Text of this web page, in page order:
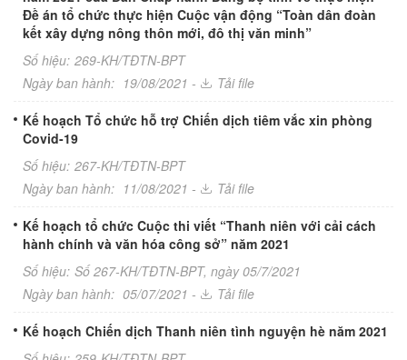
Đề án tổ chức thực hiện Cuộc vận động “Toàn dân đoàn
kết xây dựng nông thôn mới, đô thị văn minh”
Số hiệu: 269-KH/TĐTN-BPT
Ngày ban hành: 19/08/2021 - Tải file
Kế hoạch Tổ chức hỗ trợ Chiến dịch tiêm vắc xin phòng
Covid-19
Số hiệu: 267-KH/TĐTN-BPT
Ngày ban hành: 11/08/2021 - Tải file
Kế hoạch tổ chức Cuộc thi viết “Thanh niên với cải cách
hành chính và văn hóa công sở” năm 2021
Số hiệu: Số 267-KH/TĐTN-BPT, ngày 05/7/2021
Ngày ban hành: 05/07/2021 - Tải file
Kế hoạch Chiến dịch Thanh niên tình nguyện hè năm 2021